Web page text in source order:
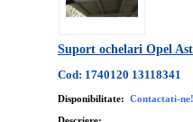
Suport ochelari Opel
Cod: 1740120 13118341
Disponibilitate: Contactati-ne!